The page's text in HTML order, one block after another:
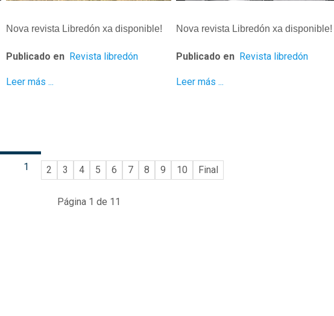
Nova revista Libredón xa disponible!
Publicado en Revista libredón
Leer más ...
Nova revista Libredón xa disponible!
Publicado en Revista libredón
Leer más ...
1 2 3 4 5 6 7 8 9 10 Final
Página 1 de 11